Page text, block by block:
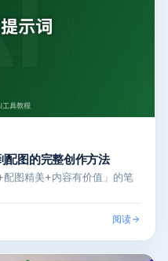
配图的完整创作方法
图精美+内容有价值」的笔
阅读